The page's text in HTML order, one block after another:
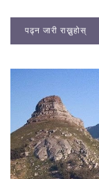
पढ्न जारी राख्नुहोस्